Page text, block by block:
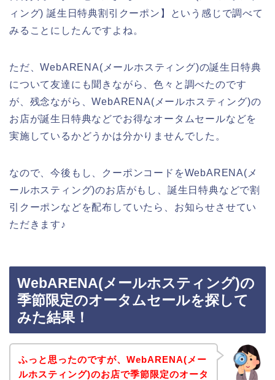
ィング) 誕生日特典割引クーポン】という感じで調べて
みることにしたんですよね。
ただ、WebARENA(メールホスティング)の誕生日特典
について友達にも聞きながら、色々と調べたのです
が、残念ながら、WebARENA(メールホスティング)の
お店が誕生日特典などでお得なオータムセールなどを
実施しているかどうかは分かりませんでした。
なので、今後もし、クーポンコードをWebARENA(メ
ールホスティング)のお店がもし、誕生日特典などで割
引クーポンなどを配布していたら、お知らせさせてい
ただきます♪
WebARENA(メールホスティング)の
季節限定のオータムセールを探して
みた結果！
ふっと思ったのですが、WebARENA(メー
ルホスティング)のお店で季節限定のオータ